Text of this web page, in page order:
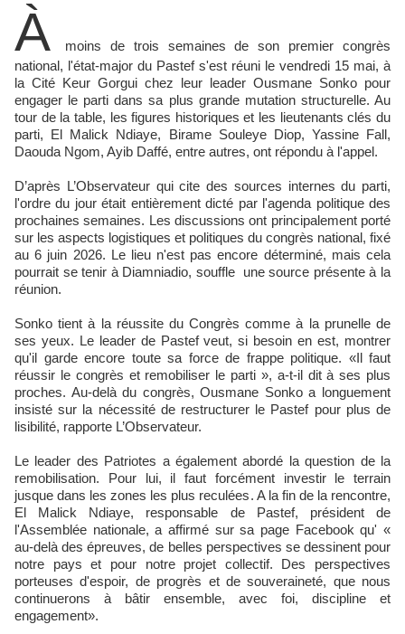
À
moins de trois semaines de son premier congrès
national, l'état-major du Pastef s'est réuni le vendredi 15 mai, à
la Cité Keur Gorgui chez leur leader Ousmane Sonko pour
engager le parti dans sa plus grande mutation structurelle. Au
tour de la table, les figures historiques et les lieutenants clés du
parti, El Malick Ndiaye, Birame Souleye Diop, Yassine Fall,
Daouda Ngom, Ayib Daffé, entre autres, ont répondu à l'appel.
D’après L’Observateur qui cite des sources internes du parti,
l'ordre du jour était entièrement dicté par l'agenda politique des
prochaines semaines. Les discussions ont principalement porté
sur les aspects logistiques et politiques du congrès national, fixé
au 6 juin 2026. Le lieu n'est pas encore déterminé, mais cela
pourrait se tenir à Diamniadio, souffle une source présente à la
réunion.
Sonko tient à la réussite du Congrès comme à la prunelle de
ses yeux. Le leader de Pastef veut, si besoin en est, montrer
qu'il garde encore toute sa force de frappe politique. «Il faut
réussir le congrès et remobiliser le parti », a-t-il dit à ses plus
proches. Au-delà du congrès, Ousmane Sonko a longuement
insisté sur la nécessité de restructurer le Pastef pour plus de
lisibilité, rapporte L’Observateur.
Le leader des Patriotes a également abordé la question de la
remobilisation. Pour lui, il faut forcément investir le terrain
jusque dans les zones les plus reculées. A la fin de la rencontre,
El Malick Ndiaye, responsable de Pastef, président de
l'Assemblée nationale, a affirmé sur sa page Facebook qu' «
au-delà des épreuves, de belles perspectives se dessinent pour
notre pays et pour notre projet collectif. Des perspectives
porteuses d'espoir, de progrès et de souveraineté, que nous
continuerons à bâtir ensemble, avec foi, discipline et
engagement».